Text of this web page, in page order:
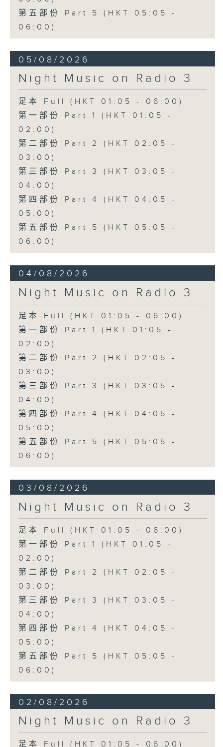
第五部份 Part 5 (HKT 05:05 -
06:00)
05/08/2026
Night Music on Radio 3
足本 Full (HKT 01:05 - 06:00)
第一部份 Part 1 (HKT 01:05 -
02:00)
第二部份 Part 2 (HKT 02:05 -
03:00)
第三部份 Part 3 (HKT 03:05 -
04:00)
第四部份 Part 4 (HKT 04:05 -
05:00)
第五部份 Part 5 (HKT 05:05 -
06:00)
04/08/2026
Night Music on Radio 3
足本 Full (HKT 01:05 - 06:00)
第一部份 Part 1 (HKT 01:05 -
02:00)
第二部份 Part 2 (HKT 02:05 -
03:00)
第三部份 Part 3 (HKT 03:05 -
04:00)
第四部份 Part 4 (HKT 04:05 -
05:00)
第五部份 Part 5 (HKT 05:05 -
06:00)
03/08/2026
Night Music on Radio 3
足本 Full (HKT 01:05 - 06:00)
第一部份 Part 1 (HKT 01:05 -
02:00)
第二部份 Part 2 (HKT 02:05 -
03:00)
第三部份 Part 3 (HKT 03:05 -
04:00)
第四部份 Part 4 (HKT 04:05 -
05:00)
第五部份 Part 5 (HKT 05:05 -
06:00)
02/08/2026
Night Music on Radio 3
足本 Full (HKT 01:05 - 06:00)